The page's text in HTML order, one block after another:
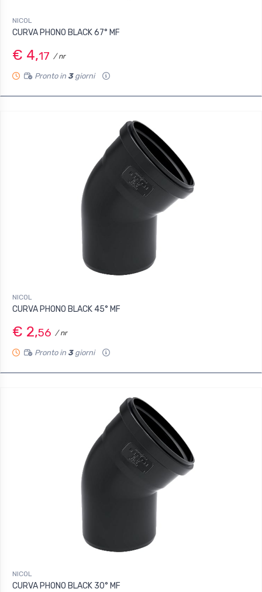
NICOL
CURVA PHONO BLACK 67° MF
€ 4,17 / nr
Pronto in 3giorni
NICOL
CURVA PHONO BLACK 45° MF
€ 2,56 / nr
Pronto in 3giorni
NICOL
CURVA PHONO BLACK 30° MF